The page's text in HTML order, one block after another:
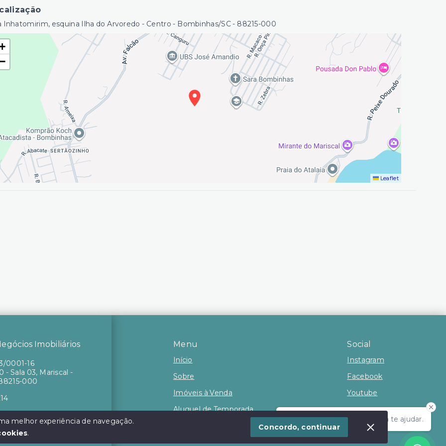
Inhatomirim, esquina Ilha do Arvoredo - Centro - Bombinhas/SC- 88215-000
Leaflet
Olá! Estamos disponíveis para te ajudar.
Menu
Início
Sobre
Imóveis à Venda
Aluguel de Temporada
Social
Instagram
Facebook
Youtube
Imobiliários
0001-16
- Sala 03, Mariscal -
000
melhor experiência de navegação.
.
Concordo, continuar